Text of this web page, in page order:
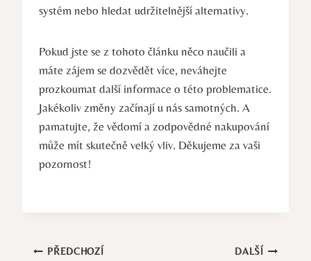
systém nebo hledat udržitelnější alternativy.
Pokud jste se z tohoto článku něco naučili a
máte zájem se dozvědět více, neváhejte
prozkoumat další informace o této problematice.
Jakékoliv změny začínají u nás samotných. A
pamatujte, že vědomí a zodpovědné nakupování
může mít skutečně velký vliv. Děkujeme za vaši
pozornost!
Navigace
PŘEDCHOZÍ DALŠÍ